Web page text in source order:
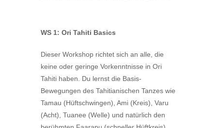
WS 1: Ori Tahiti Basics
Dieser Workshop richtet sich an alle, die
keine oder geringe Vorkenntnisse in Ori
Tahiti haben. Du lernst die Basis-
Bewegungen des Tahitianischen Tanzes wie
Tamau (Hüftschwingen), Ami (Kreis), Varu
(Acht), Tuanee (Welle) und natürlich den